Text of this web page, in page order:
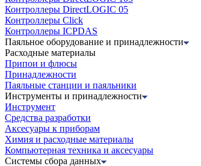
Контроллеры DirectLOGIC 05
Контроллеры Click
Контроллеры ICPDAS
Паяльное оборудование и принадлежности
Расходные материалы
Припои и флюсы
Принадлежности
Паяльные станции и паяльники
Инструменты и принадлежности
Инструмент
Средства разработки
Аксесуары к приборам
Химия и расходные материалы
Компьютерная техника и аксесуары
Системы сбора данных